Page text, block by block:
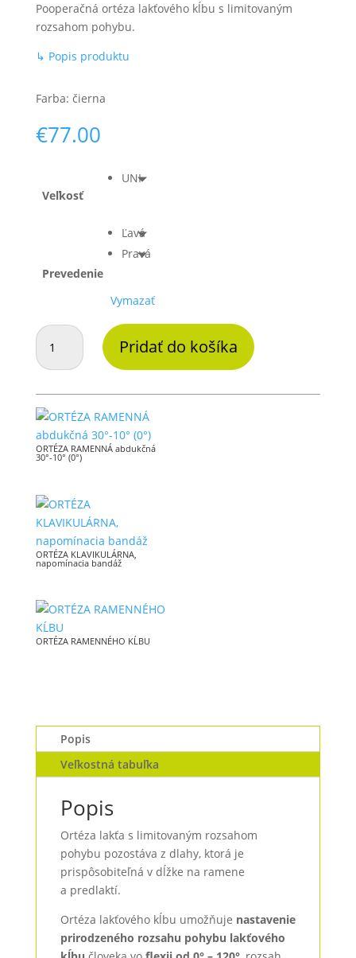
Pooperačná ortéza lakťového kĺbu s limitovaným
rozsahom pohybu.
↳ Popis produktu
Farba: čierna
€77.00
Veľkosť
UNI
Prevedenie
Ľavá
Pravá
Vymazať
množstvo
ORTÉZA
LAKŤOVÉHO
s
limitovaným
rozsahom
pohybu
Pridať do košíka
ORTÉZA RAMENNÁ abdukčná
30°-10° (0°)
ORTÉZA KLAVIKULÁRNA,
napomínacia bandáž
ORTÉZA RAMENNÉHO KĹBU
Popis
Veľkostná tabuľka
Popis
Ortéza lakťa s limitovaným rozsahom
pohybu pozostáva z dlahy, ktorá je
prispôsobiteľná v dĺžke na ramene
a predlaktí.
Ortéza lakťového kĺbu umožňuje nastavenie
prirodzeného rozsahu pohybu lakťového